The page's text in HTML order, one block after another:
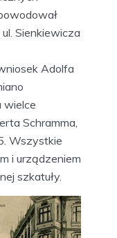
Sienkiewicza
Adolfa
wielce
Schramma,
Wszystkie
i urządzeniem
szkatuły.